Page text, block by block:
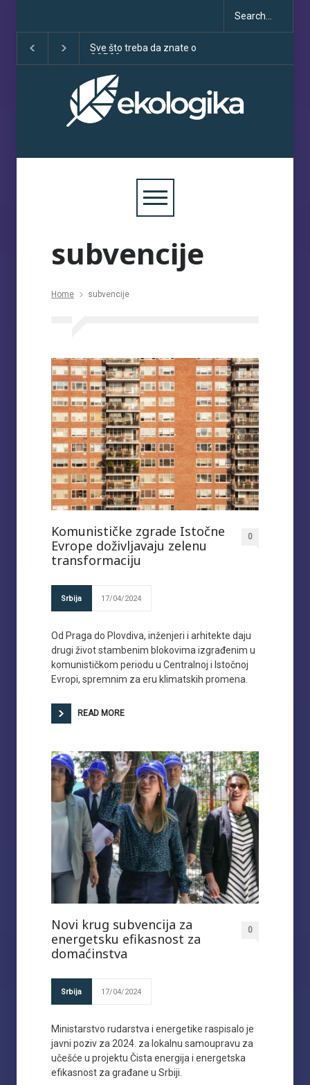
Klimatske dezinformacije u
porastu uoči COP30
obećanja i učinka
subvencije
Home subvencije
Komunističke zgrade Istočne
Evrope doživljavaju zelenu
transformaciju
0
Srbija 17/04/2024
Od Praga do Plovdiva, inženjeri i arhitekte daju
drugi život stambenim blokovima izgrađenim u
komunističkom periodu u Centralnoj i Istočnoj
Evropi, spremnim za eru klimatskih promena.
READ MORE
Novi krug subvencija za
energetsku efikasnost za
domaćinstva
0
Srbija 17/04/2024
Ministarstvo rudarstva i energetike raspisalo je
javni poziv za 2024. za lokalnu samoupravu za
učešće u projektu Čista energija i energetska
efikasnost za građane u Srbiji.